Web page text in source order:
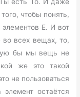
чтобы понять,
Е. И вот
во всех вещах, то,
бы мы вещь не
же это такой
не пользоваться
остаётся